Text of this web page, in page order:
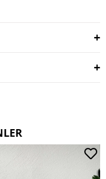
kuru temizleme